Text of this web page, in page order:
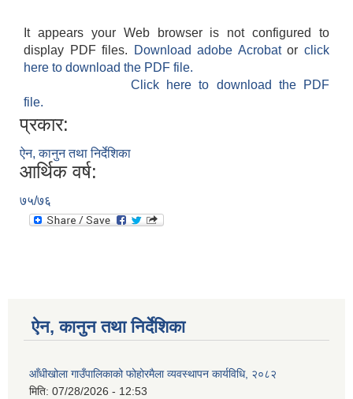
It appears your Web browser is not configured to
display PDF files.
Download adobe Acrobatorclick
here to download the PDF file.
Click here to download the PDF
file.
प्रकार:
ऐन, कानुन तथा निर्देशिका
आर्थिक वर्ष:
७५/७६
ऐन, कानुन तथा निर्देशिका
आँधीखोला गाउँपालिकाको फोहोरमैला व्यवस्थापन कार्यविधि, २०८२
मिति: 07/28/2026 - 12:53